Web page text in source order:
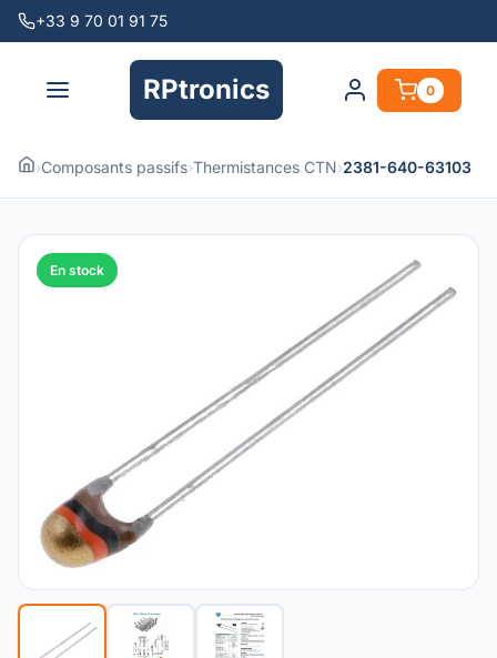
+33 9 70 01 91 75
RPtronics 0
›Composants passifs›Thermistances CTN›2381-640-63103
En stock